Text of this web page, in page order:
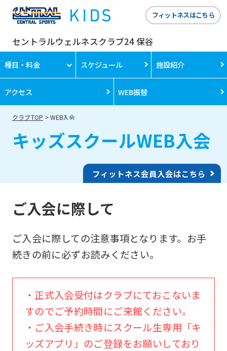
セントラルウェルネスクラブ24 保谷
フィットネスはこちら
種目・料金 スケジュール 施設紹介
アクセス WEB振替
クラブTOP WEB入会
キッズスクールWEB入会
フィットネス会員入会はこちら
ご入会に際して
ご入会に際しての注意事項となります。お手
続きの前に必ずお読みください。
・正式入会受付はクラブにておこないま
すのでご予約時間にご来館ください。
・ご入会手続き時にスクール生専用「キ
ッズアプリ」のご登録をお願いしており